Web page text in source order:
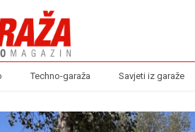
Techno-garaža Savjeti iz garaže